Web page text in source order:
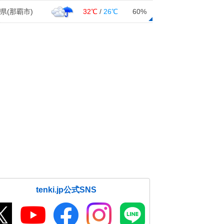
(那覇市) 32℃ / 26℃ 60%
tenki.jp公式SNS